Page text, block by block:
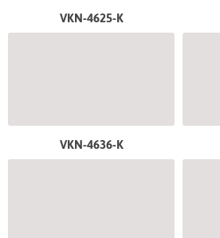
VKN-4625-K
VKN-4636-K